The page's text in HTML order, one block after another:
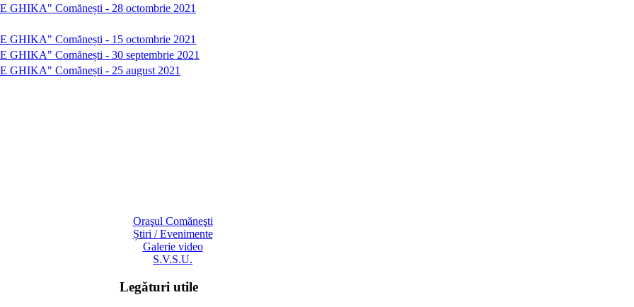
GHIKA" Comănești - 28 octombrie 2021
GHIKA" Comănești - 15 octombrie 2021
GHIKA" Comănești - 30 septembrie 2021
GHIKA" Comănești - 25 august 2021
Oraşul Comăneşti
Știri / Evenimente
Galerie video
S.V.S.U.
Legături utile